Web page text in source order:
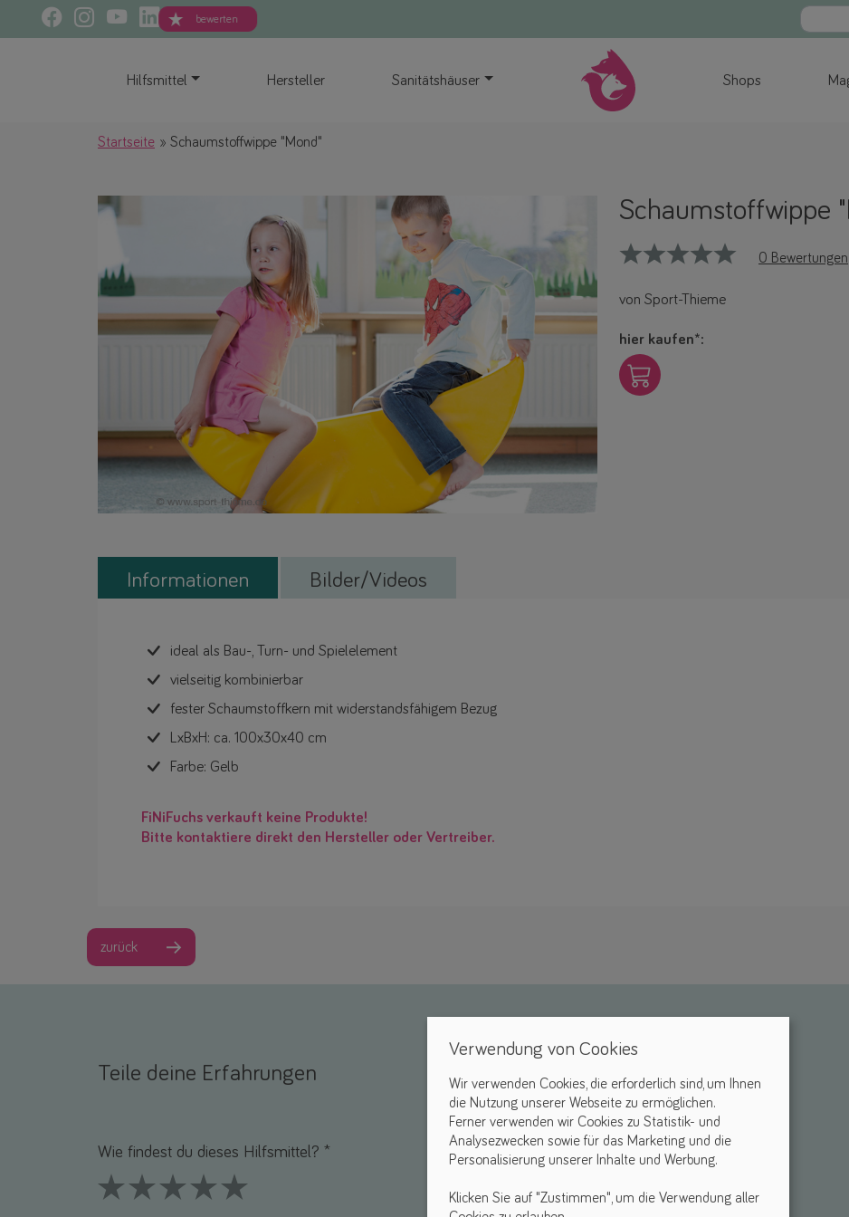
bewerten
Hilfsmittel Hersteller Sanitätshäuser Shops
Startseite Schaumstoffwippe "Mond"
Schaumstoffwippe
0 Bewertungen
von Sport-Thieme
hier kaufen*:
Informationen Bilder/Videos
ideal als Bau-, Turn- und Spielelement
vielseitig kombinierbar
fester Schaumstoffkern mit widerstandsfähigem Bezug
LxBxH: ca. 100x30x40 cm
Farbe: Gelb
FiNiFuchs verkauft keine Produkte!
Bitte kontaktiere direkt den Hersteller oder Vertreiber.
zurück
Teile deine Erfahrungen
Wie findest du dieses Hilfsmittel? *
Verwendung von Cookies
Wir verwenden Cookies, die erforderlich sind, um Ihnen
die Nutzung unserer Webseite zu ermöglichen.
Ferner verwenden wir Cookies zu Statistik- und
Analysezwecken sowie für das Marketing und die
Personalisierung unserer Inhalte und Werbung.
Klicken Sie auf "Zustimmen", um die Verwendung aller